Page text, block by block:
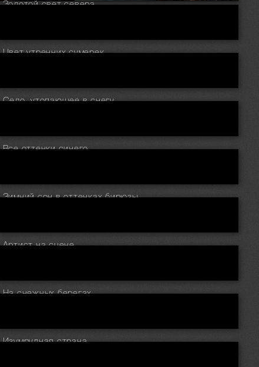
Золотой свет севера
Цвет утренних сумерек
Село, утопающее в снегу
Все оттенки синего
Зимний сон в оттенках бирюзы
Артист на сцене
На снежных берегах
Изумрудная страна